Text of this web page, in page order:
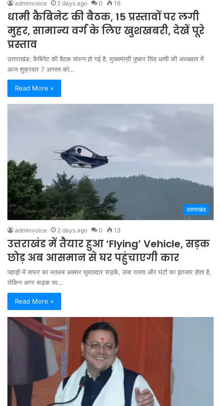
adminvoice 2 days ago 0 19
धामी कैबिनेट की बैठक, 15 प्रस्तावों पर लगी
मुहर, सामान्य वर्ग के लिए खुशखबरी, देखें पूरे
प्रस्ताव
उत्तराखंड: कैबिनेट की बैठक संपन्न हो गई है. मुख्यमंत्री पुष्कर सिंह धामी की अध्यक्षता में
आज शुक्रवार 7 अगस्त को…
Read More »
उत्तराखंड
adminvoice 2 days ago 0 13
उत्तराखंड में तैयार हुआ ‘Flying’ Vehicle, सड़क
छोड़ अब आसमान से घर पहुंचाएगी कार
पहाड़ों में सफर का मतलब अक्सर घुमावदार सड़कें, लंबा रास्ता और घंटों का इंतजार होता है,
लेकिन अगर सड़क पर…
Read More »